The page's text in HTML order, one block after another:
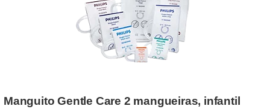
Manguito Gentle Care 2 mangueiras, infantil